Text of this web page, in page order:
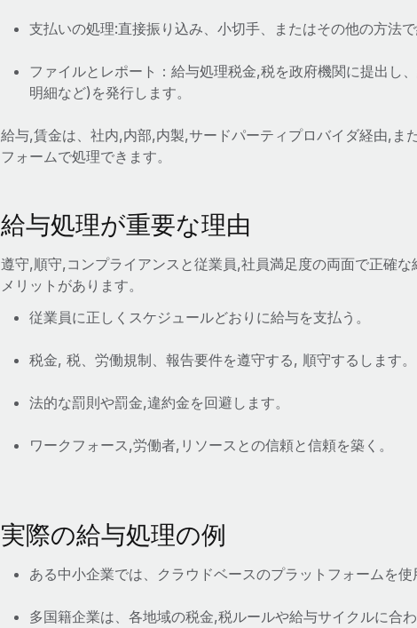
支払いの処理:直接振り込み、小切手、またはその他の方法で
ファイルとレポート：給与処理税金,税を政府機関に提出し
明細など)を発行します。
給与,賃金は、社内,内部,内製,サードパーティプロバイダ経由,ま
フォームで処理できます。
給与処理が重要な理由
遵守,順守,コンプライアンスと従業員,社員満足度の両面で正確
メリットがあります。
従業員に正しくスケジュールどおりに給与を支払う。
税金, 税、労働規制、報告要件を遵守する, 順守するします。
法的な罰則や罰金,違約金を回避します。
ワークフォース,労働者,リソースとの信頼と信頼を築く。
実際の給与処理の例
ある中小企業では、クラウドベースのプラットフォームを使
多国籍企業は、各地域の税金,税ルールや給与サイクルに合